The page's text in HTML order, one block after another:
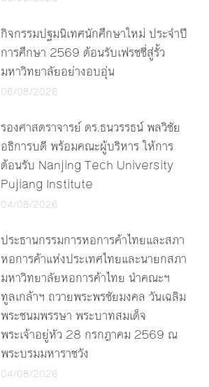
กิจกรรมปฐมนิเทศนักศึกษาใหม่ ประจำปี
การศึกษา 2569 ต้อนรับเฟรชชี่สู่รั้ว
มหาวิทยาลัยอย่างอบอุ่น
06/08/2026
รองศาสตราจารย์ ดร.ธนวรรธน์ พลวิชัย
อธิการบดี พร้อมคณะผู้บริหาร ให้การ
ต้อนรับ Nanjing Tech University
Pujiang Institute
04/08/2026
ประธานกรรมการหอการค้าไทยและสภา
หอการค้าแห่งประเทศไทยและนายกสภา
มหาวิทยาลัยหอการค้าไทย นำคณะฯ
ทูลเกล้าฯ ถวายพระพรชัยมงคล วันเฉลิม
พระชนมพรรษา พระบาทสมเด็จ
พระเจ้าอยู่หัว 28 กรกฎาคม 2569 ณ
พระบรมมหาราชวัง
04/08/2026